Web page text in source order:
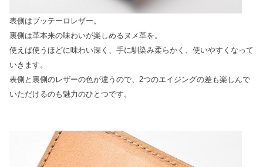
表側はブッテーロレザー。
裏側は革本来の味わいが楽しめるヌメ革を。
使えば使うほどに味わい深く、手に馴染み柔らかく、使いやすくなって
いきます。
表側と裏側のレザーの色が違うので、2つのエイジングの差も楽しんで
いただけるのも魅力のひとつです。